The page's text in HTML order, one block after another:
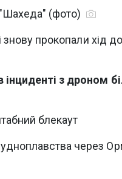
(фото)
знову прокопали хід до
з дроном
блекаут
через